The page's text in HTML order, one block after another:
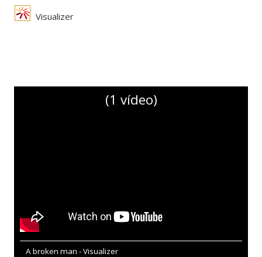
Visualizer
(1 vídeo)
A broken man - Visualizer